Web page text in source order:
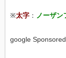
※太字 ： ノーザン
google